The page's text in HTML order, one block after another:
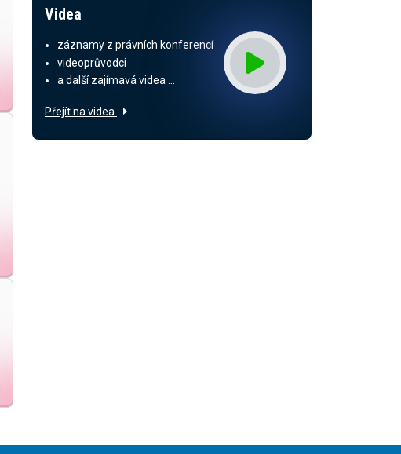
Videa
záznamy z právních konferencí
videoprůvodci
a další zajímavá videa …
Přejít na videa